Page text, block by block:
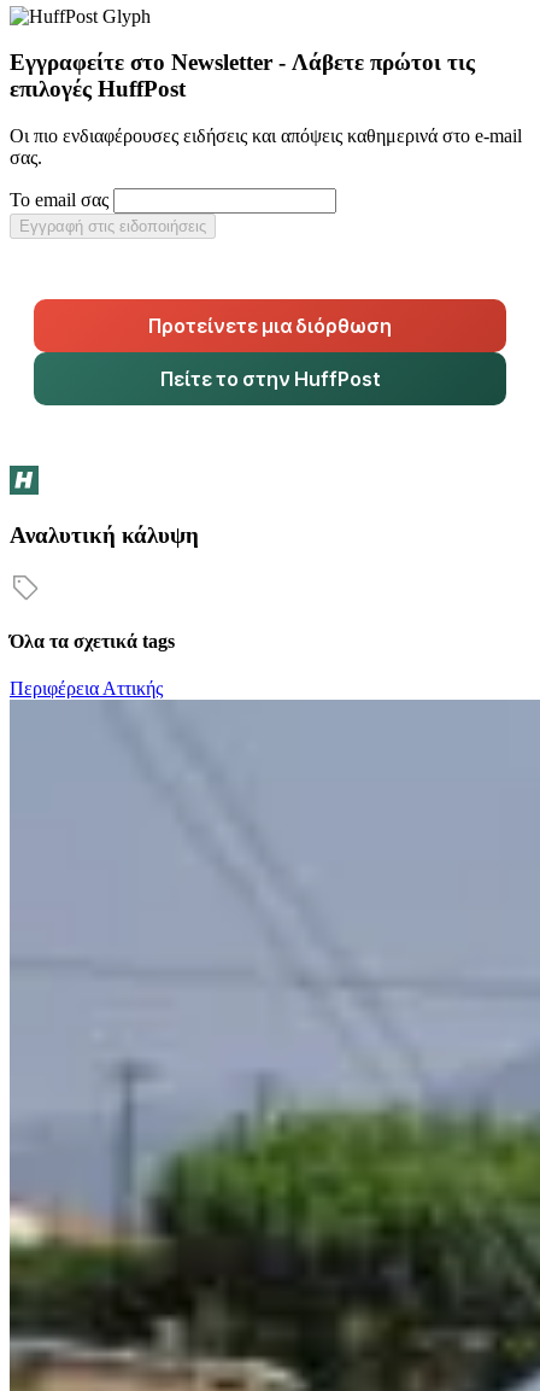
Εγγραφείτε στο Newsletter - Λάβετε πρώτοι τις
επιλογές HuffPost
Οι πιο ενδιαφέρουσες ειδήσεις και απόψεις καθημερινά στο e-mail
σας.
Το email σας
Εγγραφή στις ειδοποιήσεις
Προτείνετε μια διόρθωση
Πείτε το στην HuffPost
Αναλυτική κάλυψη
Όλα τα σχετικά tags
Περιφέρεια Αττικής